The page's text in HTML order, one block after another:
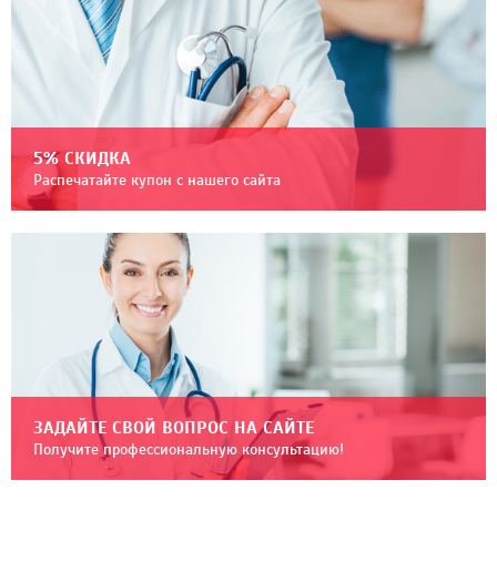
5% СКИДКА
Распечатайте купон с нашего сайта
ЗАДАЙТЕ СВОЙ ВОПРОС НА САЙТЕ
Получите профессиональную консультацию!